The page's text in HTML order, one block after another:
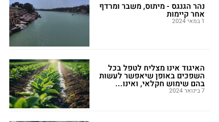
נהר הגנגס - מיתוס, משבר ומרדף
אחר קיימות
1 במאי 2024
האיגוד אינו מצליח לטפל בכל
השפכים באופן שיאפשר לעשות
בהם שימוש חקלאי, ואינו...
7 בינואר 2024